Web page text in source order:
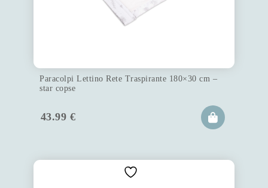
Paracolpi Lettino Rete Traspirante 180×30 cm –
star copse
43.99 €